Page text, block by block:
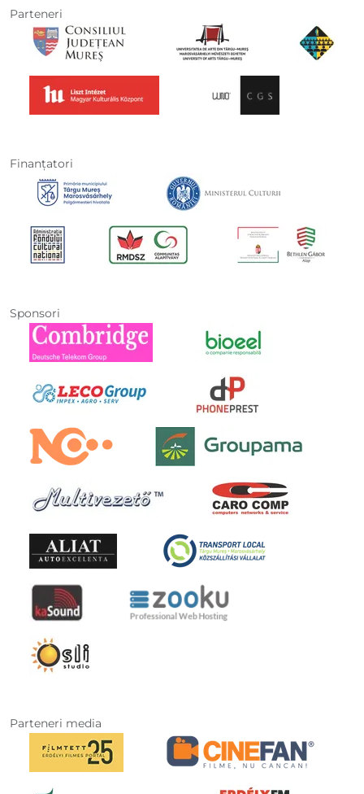
Parteneri
Finanţatori
Sponsori
Parteneri media